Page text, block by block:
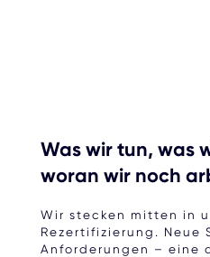
Was wir tun, was
woran wir noch
Wir stecken mitten in
Rezertifizierung. Neue
Anforderungen – eine